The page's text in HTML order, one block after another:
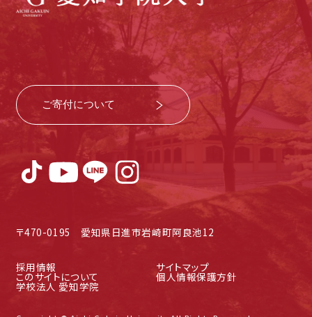
ご寄付について
〒470-0195 愛知県日進市岩崎町阿良池12
採用情報 サイトマップ
このサイトについて 個人情報保護方針
学校法人 愛知学院